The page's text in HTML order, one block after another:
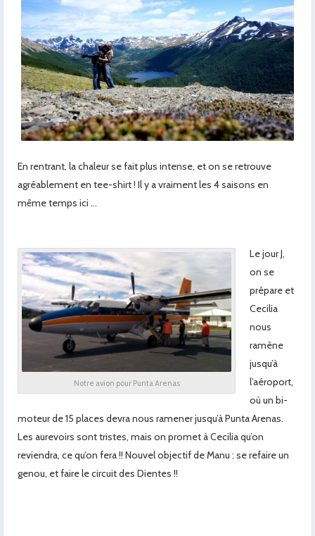
En rentrant, la chaleur se fait plus intense, et on se retrouve
agréablement en tee-shirt ! Il y a vraiment les 4 saisons en
même temps ici …
Notre avion pour Punta Arenas
Le jour J,
on se
prépare et
Cecilia
nous
ramène
jusqu’à
l’aéroport,
où un bi-
moteur de 15 places devra nous ramener jusqu’à Punta Arenas.
Les aurevoirs sont tristes, mais on promet à Cecilia qu’on
reviendra, ce qu’on fera !! Nouvel objectif de Manu : se refaire un
genou, et faire le circuit des Dientes !!